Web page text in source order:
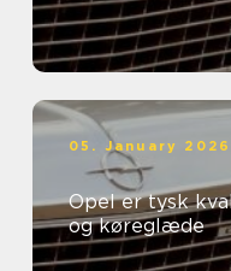
05. January 2026
Opel er tysk
og køreglæde